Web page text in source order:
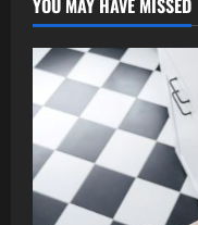
YOU MAY HAVE MISSED